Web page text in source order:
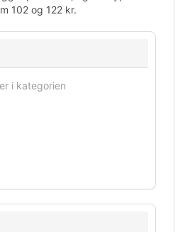
102 og 122 kr.
i kategorien